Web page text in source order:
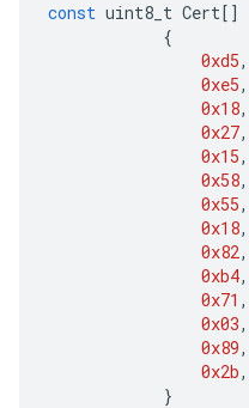
const uint8_t Cert[]
{
0xd5,
0xe5,
0x18,
0x27,
0x15,
0x58,
0x55,
0x18,
0x82,
0xb4,
0x71 ,
0x03,
0x89,
0x2b,
}